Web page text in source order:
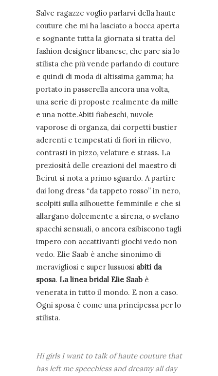
Salve ragazze voglio parlarvi della haute
couture che mi ha lasciato a bocca aperta
e sognante tutta la giornata si tratta del
fashion designer libanese, che pare sia lo
stilista che più vende parlando di couture
e quindi di moda di altissima gamma; ha
portato in passerella ancora una volta,
una serie di proposte realmente da mille
e una notte.Abiti fiabeschi, nuvole
vaporose di organza, dai corpetti bustier
aderenti e tempestati di fiori in rilievo,
contrasti in pizzo, velature e strass. La
preziosità delle creazioni del maestro di
Beirut si nota a primo sguardo. A partire
dai long dress “da tappeto rosso” in nero,
scolpiti sulla silhouette femminile e che si
allargano dolcemente a sirena, o svelano
spacchi sensuali, o ancora esibiscono tagli
impero con accattivanti giochi vedo non
vedo. Elie Saab è anche sinonimo di
meravigliosi e super lussuosi abiti da
sposa. La linea bridal Elie Saab è
venerata in tutto il mondo. E non a caso.
Ogni sposa è come una principessa per lo
stilista.
Hi girls I want to talk of haute couture that
has left me speechless and dreamy all day